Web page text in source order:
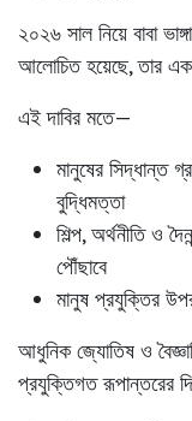
২০২৬ সাল নিয়ে বাবা
আলোচিত হয়েছে, তার
এই দাবির মতে—
মানুষের সিদ্ধান্ত
বুদ্ধিমত্তা
শিল্প, অর্থনীতি ও
পৌঁছাবে
মানুষ প্রযুক্তির
আধুনিক জ্যোতিষ ও
প্রযুক্তিগত রূপান্তরের